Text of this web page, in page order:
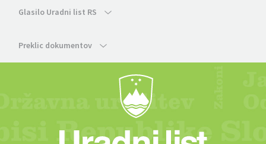
Glasilo Uradni list RS
Preklic dokumentov